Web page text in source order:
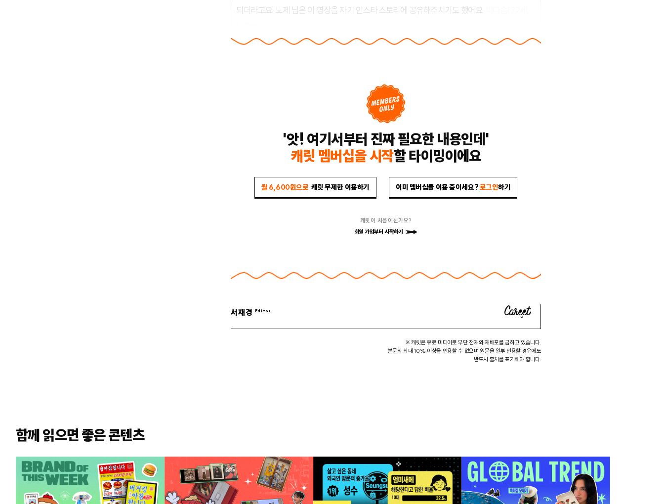
되더라고요. 노제 님은 이 영상을 자기 인스타 스토리에 공유해주시기도 했어요.
'앗! 여기서부터 진짜 필요한 내용인데'
캐릿 멤버십을 시작할 타이밍이에요
월 6,600원으로 캐릿 무제한 이용하기 이미 멤버십을 이용 중이세요?로그인하기
캐릿이 처음이신가요?
회원 가입부터 시작하기
서재경
※ 캐릿은 유료 미디어로 무단 전재와 재배포를 금하고 있습니다.
본문의 최대 10% 이상을 인용할 수 없으며 원문을 일부 인용할 경우에도
반드시 출처를 표기해야 합니다.
함께 읽으면 좋은 콘텐츠